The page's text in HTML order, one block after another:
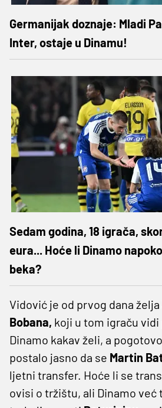
Germanijak doznaje: Mladi
Inter, ostaje u Dinamu!
Sedam godina, 18 igrača,
eura... Hoće li Dinamo
beka?
Vidović je od prvog dana želja
Bobana, koji u tom igraču
Dinamo kakav želi, a
postalo jasno da se Martin
ljetni transfer. Hoće li se
ovisi o tržištu, ali Dinamo već